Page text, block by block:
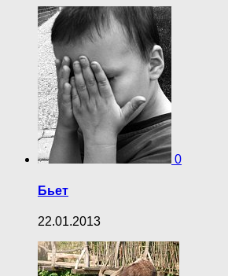
0
Бьет
22.01.2013